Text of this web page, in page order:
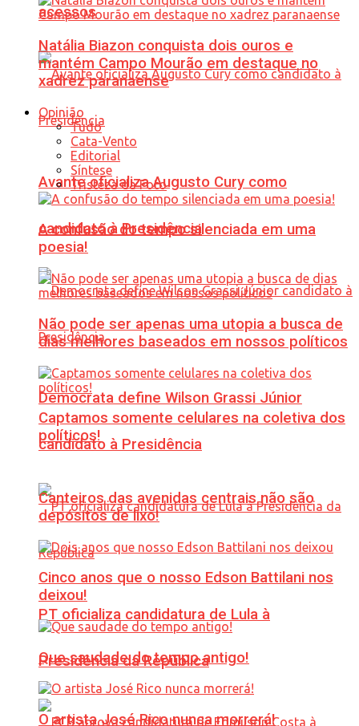
acessos
Avante oficializa Augusto Cury como
candidato à Presidência
Democrata define Wilson Grassi Júnior
candidato à Presidência
PT oficializa candidatura de Lula à
Presidência da República
Natália Biazon conquista dois ouros e
mantém Campo Mourão em destaque no
xadrez paranaense
Opinião
Tudo
Cata-Vento
Editorial
Síntese
Tristeza da Foto
A confusão do tempo silenciada em uma
poesia!
Não pode ser apenas uma utopia a busca de
dias melhores baseados em nossos políticos
Captamos somente celulares na coletiva dos
políticos!
Canteiros das avenidas centrais não são
depósitos de lixo!
Cinco anos que o nosso Edson Battilani nos
deixou!
Que saudade do tempo antigo!
O artista José Rico nunca morrerá!